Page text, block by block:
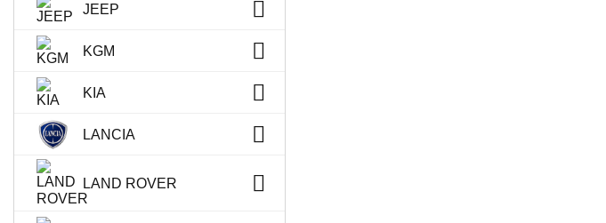
JEEP
KGM
KIA
LANCIA
LAND ROVER